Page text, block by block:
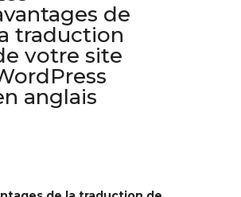
de
traduction
votre site
anglais